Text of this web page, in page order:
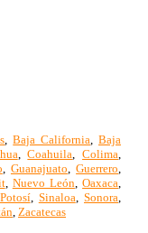
,Baja California,Baja
,Coahuila,Colima,
, Guanajuato,Guerrero,
, Nuevo León,Oaxaca,
, Sinaloa, Sonora,
, Zacatecas